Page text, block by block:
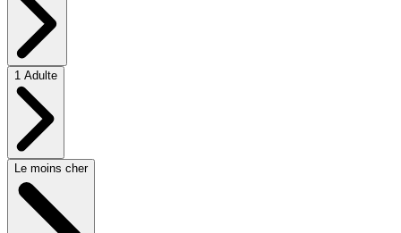
1 Adulte
Le moins cher